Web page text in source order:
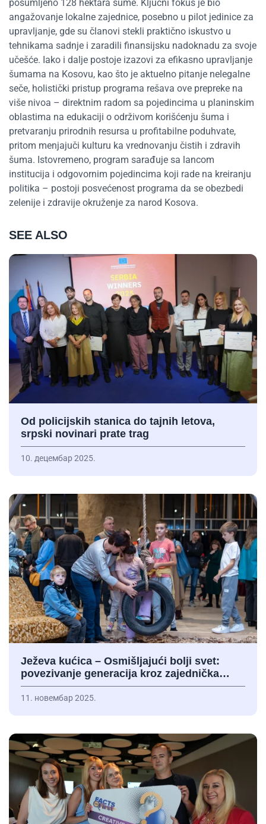
pošumljeno 128 hektara šume. Ključni fokus je bio
angažovanje lokalne zajednice, posebno u pilot jedinice za
upravljanje, gde su članovi stekli praktično iskustvo u
tehnikama sadnje i zaradili finansijsku nadoknadu za svoje
učešće. Iako i dalje postoje izazovi za efikasno upravljanje
šumama na Kosovu, kao što je aktuelno pitanje nelegalne
seče, holistički pristup programa rešava ove prepreke na
više nivoa – direktnim radom sa pojedincima u planinskim
oblastima na edukaciji o održivom korišćenju šuma i
pretvaranju prirodnih resursa u profitabilne poduhvate,
pritom menjajuči kulturu ka vrednovanju čistih i zdravih
šuma. Istovremeno, program sarađuje sa lancom
institucija i odgovornim pojedincima koji rade na kreiranju
politika – postoji posvećenost programa da se obezbedi
zelenije i zdravije okruženje za narod Kosova.
SEE ALSO
Od policijskih stanica do tajnih letova,
srpski novinari prate trag
10. децембар 2025.
Ježeva kućica – Osmišljajući bolji svet:
povezivanje generacija kroz zajednička…
11. новембар 2025.